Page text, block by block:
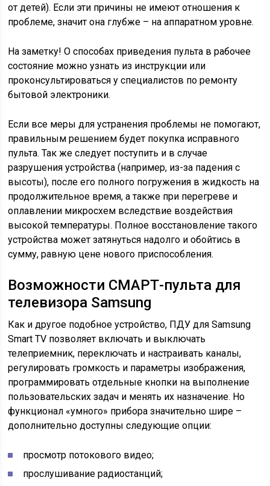
от детей). Если эти причины не имеют отношения к
проблеме, значит она глубже – на аппаратном уровне.
На заметку! О способах приведения пульта в рабочее
состояние можно узнать из инструкции или
проконсультироваться у специалистов по ремонту
бытовой электроники.
Если все меры для устранения проблемы не помогают,
правильным решением будет покупка исправного
пульта. Так же следует поступить и в случае
разрушения устройства (например, из-за падения с
высоты), после его полного погружения в жидкость на
продолжительное время, а также при перегреве и
оплавлении микросхем вследствие воздействия
высокой температуры. Полное восстановление такого
устройства может затянуться надолго и обойтись в
сумму, равную цене нового приспособления.
Возможности СМАРТ-пульта для
телевизора Samsung
Как и другое подобное устройство, ПДУ для Samsung
Smart TV позволяет включать и выключать
телеприемник, переключать и настраивать каналы,
регулировать громкость и параметры изображения,
программировать отдельные кнопки на выполнение
пользовательских задач и менять их назначение. Но
функционал «умного» прибора значительно шире –
дополнительно доступны следующие опции:
просмотр потокового видео;
прослушивание радиостанций;